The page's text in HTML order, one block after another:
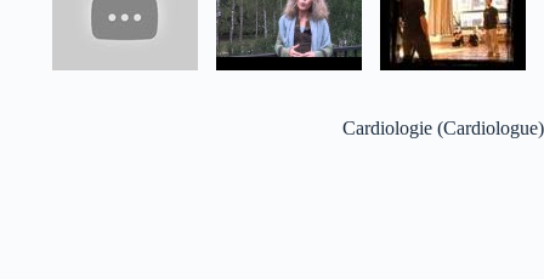
Cardiologie (Cardiologue)